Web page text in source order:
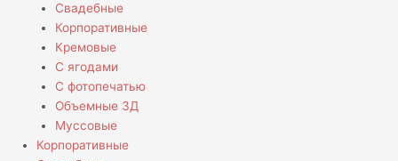
Свадебные
Корпоративные
Кремовые
С ягодами
С фотопечатью
Объемные 3Д
Муссовые
Корпоративные